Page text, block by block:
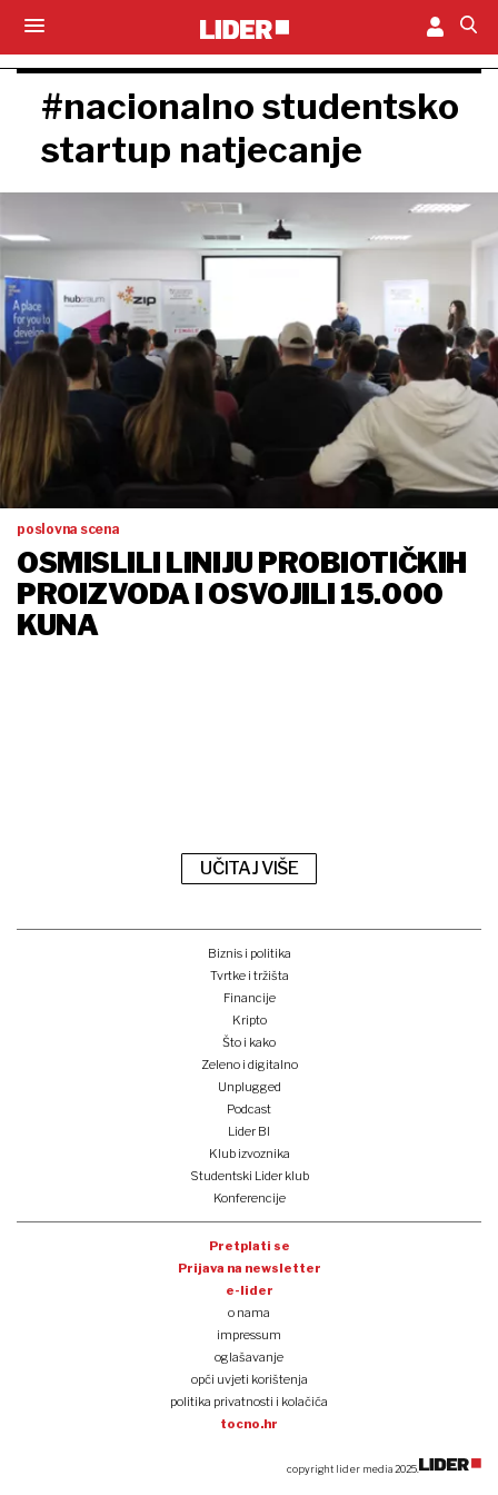
#nacionalno studentsko
startup natjecanje
poslovna scena
OSMISLILI LINIJU PROBIOTIČKIH
PROIZVODA I OSVOJILI 15.000
KUNA
UČITAJ VIŠE
Biznis i politika
Tvrtke i tržišta
Financije
Kripto
Što i kako
Zeleno i digitalno
Unplugged
Podcast
Lider BI
Klub izvoznika
Studentski Lider klub
Konferencije
Pretplati se
Prijava na newsletter
e-lider
o nama
impressum
oglašavanje
opći uvjeti korištenja
politika privatnosti i kolačića
tocno.hr
copyright lider media 2025.